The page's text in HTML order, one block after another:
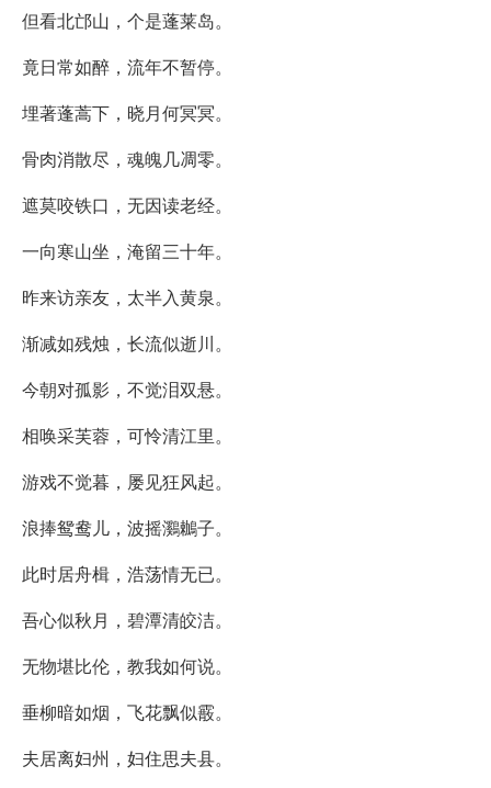
但看北邙山，个是蓬莱岛。
竟日常如醉，流年不暂停。
埋著蓬蒿下，晓月何冥冥。
骨肉消散尽，魂魄几凋零。
遮莫咬铁口，无因读老经。
一向寒山坐，淹留三十年。
昨来访亲友，太半入黄泉。
渐减如残烛，长流似逝川。
今朝对孤影，不觉泪双悬。
相唤采芙蓉，可怜清江里。
游戏不觉暮，屡见狂风起。
浪捧鸳鸯儿，波摇鸂鶒子。
此时居舟楫，浩荡情无已。
吾心似秋月，碧潭清皎洁。
无物堪比伦，教我如何说。
垂柳暗如烟，飞花飘似霰。
夫居离妇州，妇住思夫县。